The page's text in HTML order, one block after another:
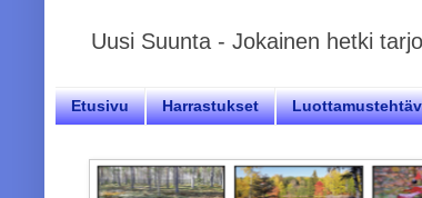
Uusi Suunta - Jokainen hetki
Etusivu Harrastukset